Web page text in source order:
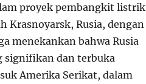
proyek pembangkit listrik
Krasnoyarsk, Rusia, dengan
menekankan bahwa Rusia
signifikan dan terbuka
Amerika Serikat, dalam